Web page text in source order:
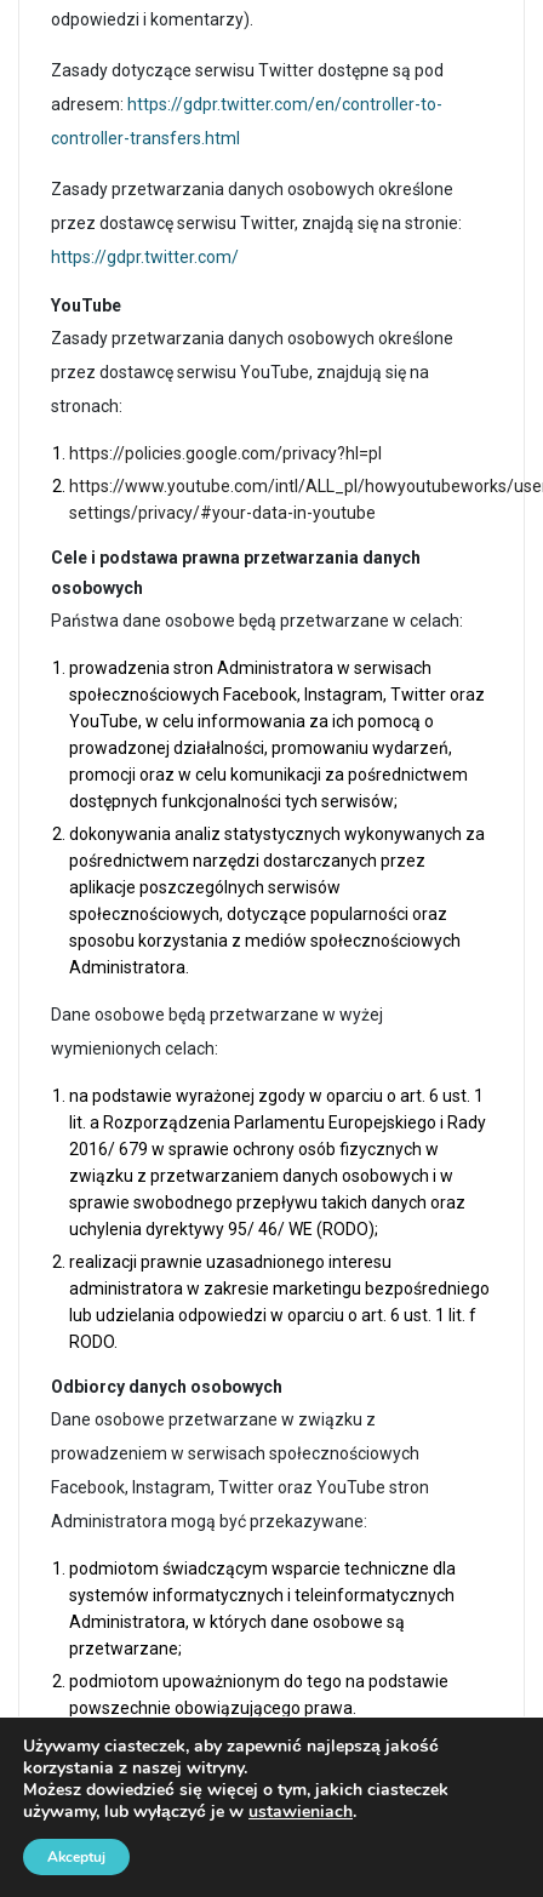
odpowiedzi i komentarzy).
Zasady dotyczące serwisu Twitter dostępne są pod
adresem: https://gdpr.twitter.com/en/controller-to-
controller-transfers.html
Zasady przetwarzania danych osobowych określone
przez dostawcę serwisu Twitter, znajdą się na stronie:
https://gdpr.twitter.com/
YouTube
Zasady przetwarzania danych osobowych określone
przez dostawcę serwisu YouTube, znajdują się na
stronach:
https://policies.google.com/privacy?hl=pl
https://www.youtube.com/intl/ALL_pl/howyoutubeworks/
settings/privacy/#your-data-in-youtube
Cele i podstawa prawna przetwarzania danych
osobowych
Państwa dane osobowe będą przetwarzane w celach:
prowadzenia stron Administratora w serwisach
społecznościowych Facebook, Instagram, Twitter oraz
YouTube, w celu informowania za ich pomocą o
prowadzonej działalności, promowaniu wydarzeń,
promocji oraz w celu komunikacji za pośrednictwem
dostępnych funkcjonalności tych serwisów;
dokonywania analiz statystycznych wykonywanych za
pośrednictwem narzędzi dostarczanych przez
aplikacje poszczególnych serwisów
społecznościowych, dotyczące popularności oraz
sposobu korzystania z mediów społecznościowych
Administratora.
Dane osobowe będą przetwarzane w wyżej
wymienionych celach:
na podstawie wyrażonej zgody w oparciu o art. 6 ust. 1
lit. a Rozporządzenia Parlamentu Europejskiego i Rady
2016/ 679 w sprawie ochrony osób fizycznych w
związku z przetwarzaniem danych osobowych i w
sprawie swobodnego przepływu takich danych oraz
uchylenia dyrektywy 95/ 46/ WE (RODO);
realizacji prawnie uzasadnionego interesu
administratora w zakresie marketingu bezpośredniego
lub udzielania odpowiedzi w oparciu o art. 6 ust. 1 lit. f
RODO.
Odbiorcy danych osobowych
Dane osobowe przetwarzane w związku z
prowadzeniem w serwisach społecznościowych
Facebook, Instagram, Twitter oraz YouTube stron
Administratora mogą być przekazywane:
podmiotom świadczącym wsparcie techniczne dla
systemów informatycznych i teleinformatycznych
Administratora, w których dane osobowe są
przetwarzane;
podmiotom upoważnionym do tego na podstawie
powszechnie obowiązującego prawa.
Dane osobowe nie będą przekazywane przez
Administratora poza Europejski Obszar Gospodarczy.
Facebook, Twitter, Instagram lub YouTube mogą
przekazywać dane poza Europejski Obszar Gospodarczy.
Używamy ciasteczek, aby zapewnić najlepszą jakość
korzystania z naszej witryny.
Możesz dowiedzieć się więcej o tym, jakich ciasteczek
używamy, lub wyłączyć je w ustawieniach.
Akceptuj